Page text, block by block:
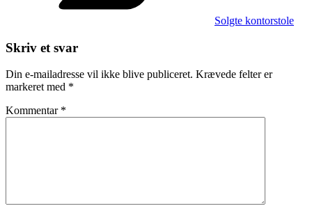
Solgte kontorstole
Skriv et svar
Din e-mailadresse vil ikke blive publiceret. Krævede felter er
markeret med *
Kommentar *